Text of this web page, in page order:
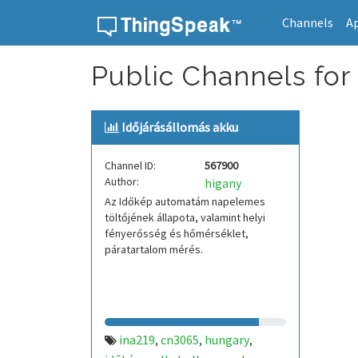
Channels
Public Channels for
Időjárásállomás akku
Channel ID:
567900
Author:
higany
Az Időkép automatám napelemes
töltőjének állapota, valamint helyi
fényerősség és hőmérséklet,
páratartalom mérés.
ina219, cn3065, hungary,